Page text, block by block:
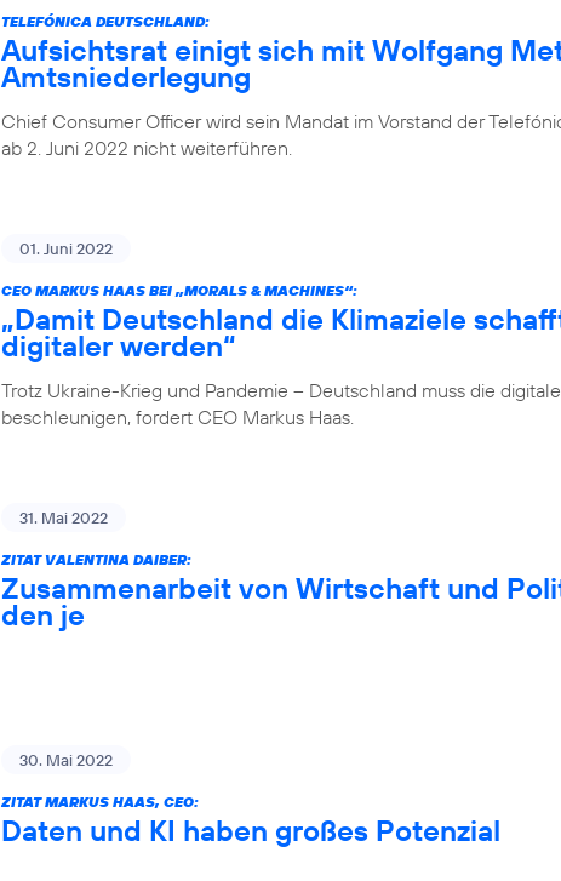
TELEFÓNICA DEUTSCHLAND:
Aufsichtsrat einigt sich mit Wolfgang
Amtsniederlegung
Chief Consumer Officer wird sein Mandat im Vorstand der
ab 2. Juni 2022 nicht weiterführen.
01. Juni 2022
CEO MARKUS HAAS BEI „MORALS & MACHINES“:
„Damit Deutschland die Klimaziele
digitaler werden“
Trotz Ukraine-Krieg und Pandemie – Deutschland muss die
beschleunigen, fordert CEO Markus Haas.
31. Mai 2022
ZITAT VALENTINA DAIBER:
Zusammenarbeit von Wirtschaft und
den je
30. Mai 2022
ZITAT MARKUS HAAS, CEO:
Daten und KI haben großes Potenzial